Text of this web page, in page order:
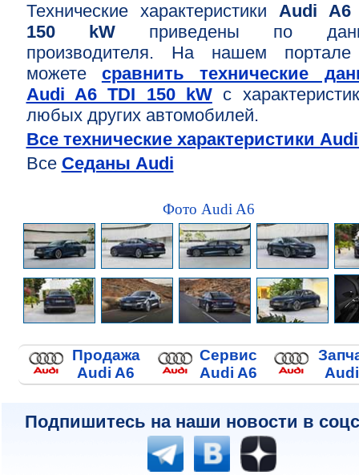
Технические характеристики Audi A6
150 kWприведены по
производителя. На нашем
можете сравнить технические
Audi A6 TDI 150 kWс
любых других автомобилей.
Все технические характеристики
Все Седаны Audi
Фото Audi A6
Продажа
Audi A6
Сервис
Audi A6
Подпишитесь на наши новости в